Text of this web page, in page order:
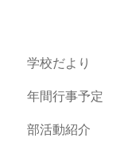
学校だより
年間行事予定
部活動紹介